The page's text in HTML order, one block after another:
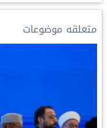
o
o
k
A
p
p
r
متعلقه موضوعات